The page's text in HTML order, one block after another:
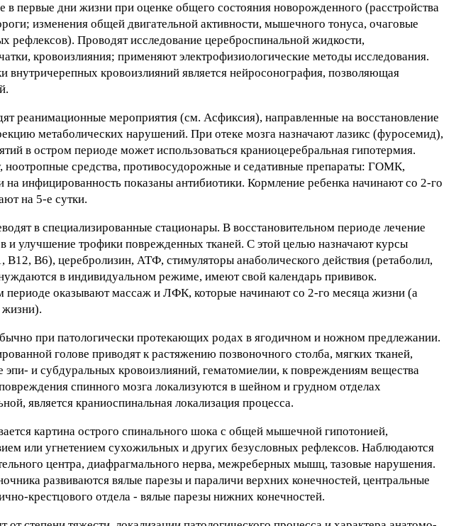
первые дни жизни при оценке общего состояния новорожденного (расстройства
изменения общей двигательной активности, мышечного тонуса, очаговые
рефлексов). Проводят исследование цереброспинальной жидкости,
кровоизлияния; применяют электрофизиологические методы исследования.
кровоизлияний является нейросонография, позволяющая
реанимационные мероприятия (см. Асфиксия), направленные на восстановление
метаболических нарушений. При отеке мозга назначают лазикс (фуросемид),
в остром периоде может использоваться краниоцеребральная гипотермия.
ноотропные средства, противосудорожные и седативные препараты: ГОМК,
инфицированность показаны антибиотики. Кормление ребенка начинают со 2-го
на 5-е сутки.
в специализированные стационары. В восстановительном периоде лечение
и улучшение трофики поврежденных тканей. С этой целью назначают курсы
В6), церебролизин, АТФ, стимуляторы анаболического действия (ретаболил,
в индивидуальном режиме, имеют свой календарь прививок.
периоде оказывают массаж и ЛФК, которые начинают со 2-го месяца жизни (а
жизни).
при патологически протекающих родах в ягодичном и ножном предлежании.
голове приводят к растяжению позвоночного столба, мягких тканей,
и субдуральных кровоизлияний, гематомиелии, к повреждениям вещества
спинного мозга локализуются в шейном и грудном отделах
является краниоспинальная локализация процесса.
картина острого спинального шока с общей мышечной гипотонией,
или угнетением сухожильных и других безусловных рефлексов. Наблюдаются
центра, диафрагмального нерва, межреберных мышц, тазовые нарушения.
развиваются вялые парезы и параличи верхних конечностей, центральные
крестцового отдела - вялые парезы нижних конечностей.